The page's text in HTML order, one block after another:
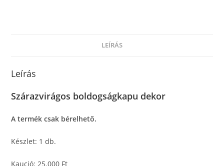
LEÍRÁS
Leírás
Szárazvirágos boldogságkapu dekor
A termék csak bérelhető.
Készlet: 1 db.
Kaució: 25.000 Ft